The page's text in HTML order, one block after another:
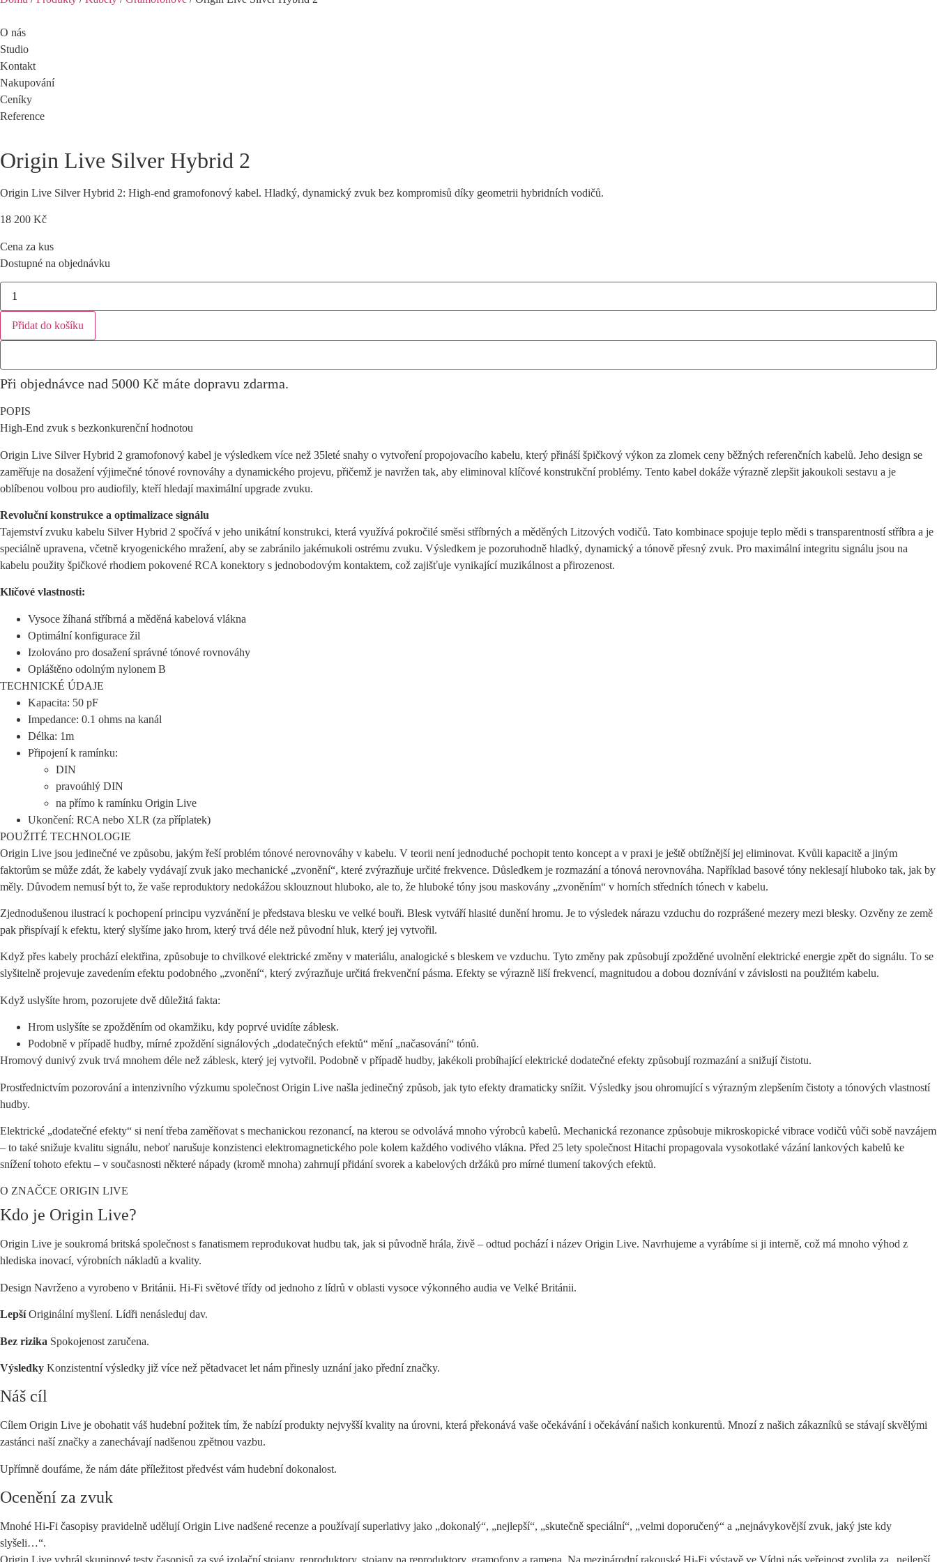
O nás
Studio
Kontakt
Nakupování
Ceníky
Reference
Origin Live Silver Hybrid 2
Origin Live Silver Hybrid 2: High-end gramofonový kabel. Hladký, dynamický zvuk bez kompromisů díky geometrii hybridních vodičů.
18 200 Kč
Cena za kus
Dostupné na objednávku
Origin
Live
Silver
Hybrid
množství
Přidat do košíku
Při objednávce nad 5000 Kč máte dopravu zdarma.
POPIS
High-End zvuk s bezkonkurenční hodnotou
Origin Live Silver Hybrid 2 gramofonový kabel je výsledkem více než 35leté snahy o vytvoření propojovacího kabelu, který přináší špičkový výkon za zlomek ceny běžných referenčních kabelů. Jeho design se
zaměřuje na dosažení výjimečné tónové rovnováhy a dynamického projevu, přičemž je navržen tak, aby eliminoval klíčové konstrukční problémy. Tento kabel dokáže výrazně zlepšit jakoukoli sestavu a je
oblíbenou volbou pro audiofily, kteří hledají maximální upgrade zvuku.
Revoluční konstrukce a optimalizace signálu
Tajemství zvuku kabelu Silver Hybrid 2 spočívá v jeho unikátní konstrukci, která využívá pokročilé směsi stříbrných a měděných Litzových vodičů. Tato kombinace spojuje teplo mědi s transparentností stříbra a je
speciálně upravena, včetně kryogenického mražení, aby se zabránilo jakémukoli ostrému zvuku. Výsledkem je pozoruhodně hladký, dynamický a tónově přesný zvuk. Pro maximální integritu signálu jsou na
kabelu použity špičkové rhodiem pokovené RCA konektory s jednobodovým kontaktem, což zajišťuje vynikající muzikálnost a přirozenost.
Klíčové vlastnosti:
Vysoce žíhaná stříbrná a měděná kabelová vlákna
Optimální konfigurace žil
Izolováno pro dosažení správné tónové rovnováhy
Opláštěno odolným nylonem B
TECHNICKÉ ÚDAJE
Kapacita: 50 pF
Impedance: 0.1 ohms na kanál
Délka: 1m
Připojení k ramínku:
DIN
pravoúhlý DIN
na přímo k ramínku Origin Live
Ukončení: RCA nebo XLR (za příplatek)
POUŽITÉ TECHNOLOGIE
Origin Live jsou jedinečné ve způsobu, jakým řeší problém tónové nerovnováhy v kabelu. V teorii není jednoduché pochopit tento koncept a v praxi je ještě obtížnější jej eliminovat. Kvůli kapacitě a jiným
faktorům se může zdát, že kabely vydávají zvuk jako mechanické „zvonění“, které zvýrazňuje určité frekvence. Důsledkem je rozmazání a tónová nerovnováha. Například basové tóny neklesají hluboko tak, jak by
měly. Důvodem nemusí být to, že vaše reproduktory nedokážou sklouznout hluboko, ale to, že hluboké tóny jsou maskovány „zvoněním“ v horních středních tónech v kabelu.
Zjednodušenou ilustrací k pochopení principu vyzvánění je představa blesku ve velké bouři. Blesk vytváří hlasité dunění hromu. Je to výsledek nárazu vzduchu do rozprášené mezery mezi blesky. Ozvěny ze země
pak přispívají k efektu, který slyšíme jako hrom, který trvá déle než původní hluk, který jej vytvořil.
Když přes kabely prochází elektřina, způsobuje to chvilkové elektrické změny v materiálu, analogické s bleskem ve vzduchu. Tyto změny pak způsobují zpožděné uvolnění elektrické energie zpět do signálu. To se
slyšitelně projevuje zavedením efektu podobného „zvonění“, který zvýrazňuje určitá frekvenční pásma. Efekty se výrazně liší frekvencí, magnitudou a dobou doznívání v závislosti na použitém kabelu.
Když uslyšíte hrom, pozorujete dvě důležitá fakta:
Hrom uslyšíte se zpožděním od okamžiku, kdy poprvé uvidíte záblesk.
Podobně v případě hudby, mírné zpoždění signálových „dodatečných efektů“ mění „načasování“ tónů.
Hromový dunivý zvuk trvá mnohem déle než záblesk, který jej vytvořil. Podobně v případě hudby, jakékoli probíhající elektrické dodatečné efekty způsobují rozmazání a snižují čistotu.
Prostřednictvím pozorování a intenzivního výzkumu společnost Origin Live našla jedinečný způsob, jak tyto efekty dramaticky snížit. Výsledky jsou ohromující s výrazným zlepšením čistoty a tónových vlastností
hudby.
Elektrické „dodatečné efekty“ si není třeba zaměňovat s mechanickou rezonancí, na kterou se odvolává mnoho výrobců kabelů. Mechanická rezonance způsobuje mikroskopické vibrace vodičů vůči sobě navzájem
– to také snižuje kvalitu signálu, neboť narušuje konzistenci elektromagnetického pole kolem každého vodivého vlákna. Před 25 lety společnost Hitachi propagovala vysokotlaké vázání lankových kabelů ke
snížení tohoto efektu – v současnosti některé nápady (kromě mnoha) zahrnují přidání svorek a kabelových držáků pro mírné tlumení takových efektů.
O ZNAČCE ORIGIN LIVE
Kdo je Origin Live?
Origin Live je soukromá britská společnost s fanatismem reprodukovat hudbu tak, jak si původně hrála, živě – odtud pochází i název Origin Live. Navrhujeme a vyrábíme si ji interně, což má mnoho výhod z
hlediska inovací, výrobních nákladů a kvality.
Design Navrženo a vyrobeno v Británii. Hi-Fi světové třídy od jednoho z lídrů v oblasti vysoce výkonného audia ve Velké Británii.
LepšíOriginální myšlení. Lídři nenásleduj dav.
Bez rizika Spokojenost zaručena.
Výsledky Konzistentní výsledky již více než pětadvacet let nám přinesly uznání jako přední značky.
Náš cíl
Cílem Origin Live je obohatit váš hudební požitek tím, že nabízí produkty nejvyšší kvality na úrovni, která překonává vaše očekávání i očekávání našich konkurentů. Mnozí z našich zákazníků se stávají skvělými
zastánci naší značky a zanechávají nadšenou zpětnou vazbu.
Upřímně doufáme, že nám dáte příležitost předvést vám hudební dokonalost.
Ocenění za zvuk
Mnohé Hi-Fi časopisy pravidelně udělují Origin Live nadšené recenze a používají superlativy jako „dokonalý“, „nejlepší“, „skutečně speciální“, „velmi doporučený“ a „nejnávykovější zvuk, jaký jste kdy
slyšeli…“.